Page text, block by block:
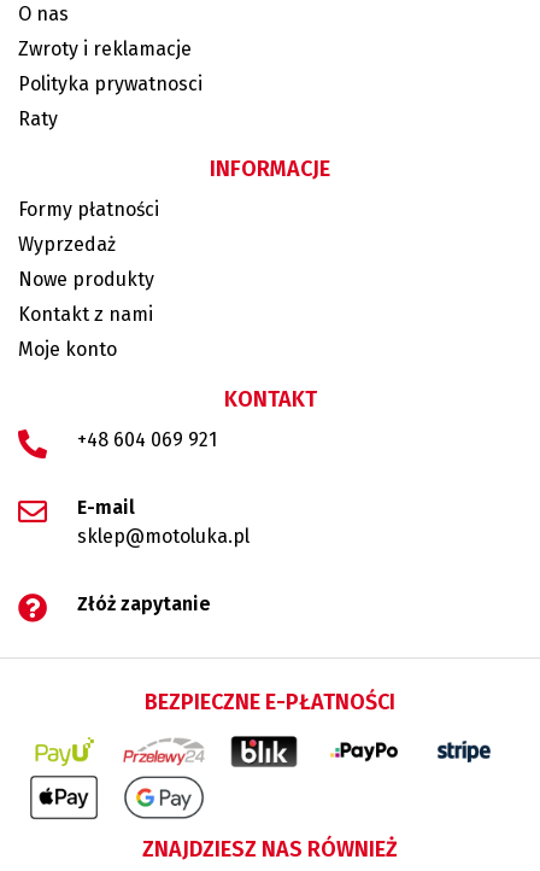
O nas
Zwroty i reklamacje
Polityka prywatnosci
Raty
INFORMACJE
Formy płatności
Wyprzedaż
Nowe produkty
Kontakt z nami
Moje konto
KONTAKT
+48 604 069 921
E-mail
sklep@motoluka.pl
Złóż zapytanie
BEZPIECZNE E-PŁATNOŚCI
ZNAJDZIESZ NAS RÓWNIEŻ